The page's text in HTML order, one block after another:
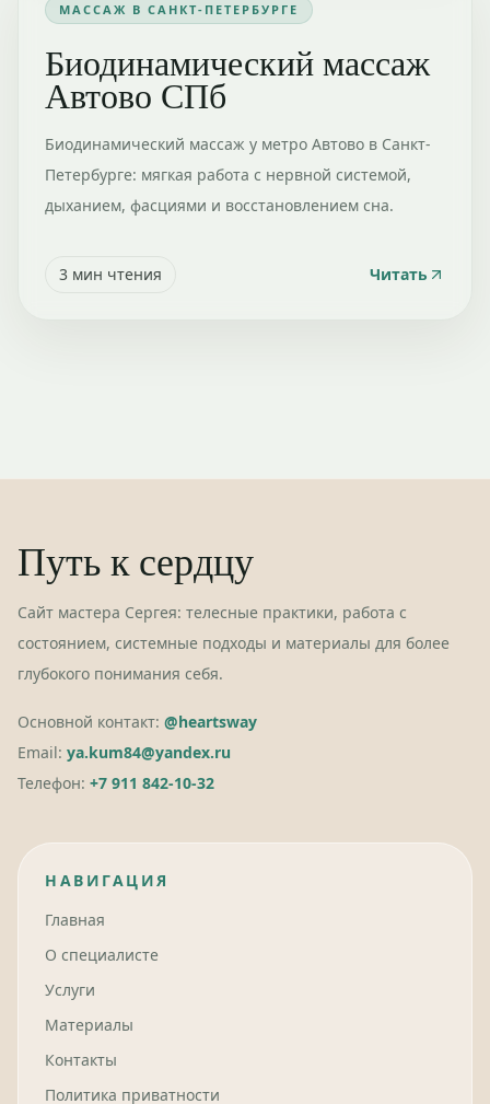
МАССАЖ В САНКТ-ПЕТЕРБУРГЕ
Биодинамический массаж
Автово СПб
Биодинамический массаж у метро Автово в Санкт-
Петербурге: мягкая работа с нервной системой,
дыханием, фасциями и восстановлением сна.
3 мин чтения Читать
Путь к сердцу
Сайт мастера Сергея: телесные практики, работа с
состоянием, системные подходы и материалы для более
глубокого понимания себя.
Основной контакт: @heartsway
Email: ya.kum84@yandex.ru
Телефон: +7 911 842-10-32
НАВИГАЦИЯ
Главная
О специалисте
Услуги
Материалы
Контакты
Политика приватности